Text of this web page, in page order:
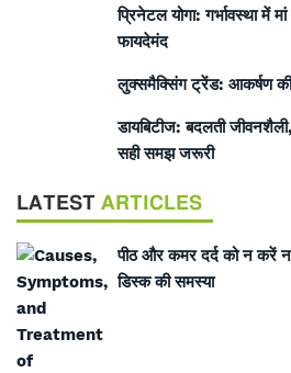
प्रिनेटल योगा: गर्भावस्था में
फायदेमंद
लुक्समैक्सिंग ट्रेंड: आकर्षण की
डायबिटीज: बदलती
सही समझ जरूरी
LATEST ARTICLES
पीठ और कमर दर्द को न करें
डिस्क की समस्या